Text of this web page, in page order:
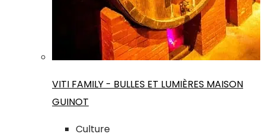
VITI FAMILY - BULLES ET LUMIÈRES MAISON
GUINOT
Culture